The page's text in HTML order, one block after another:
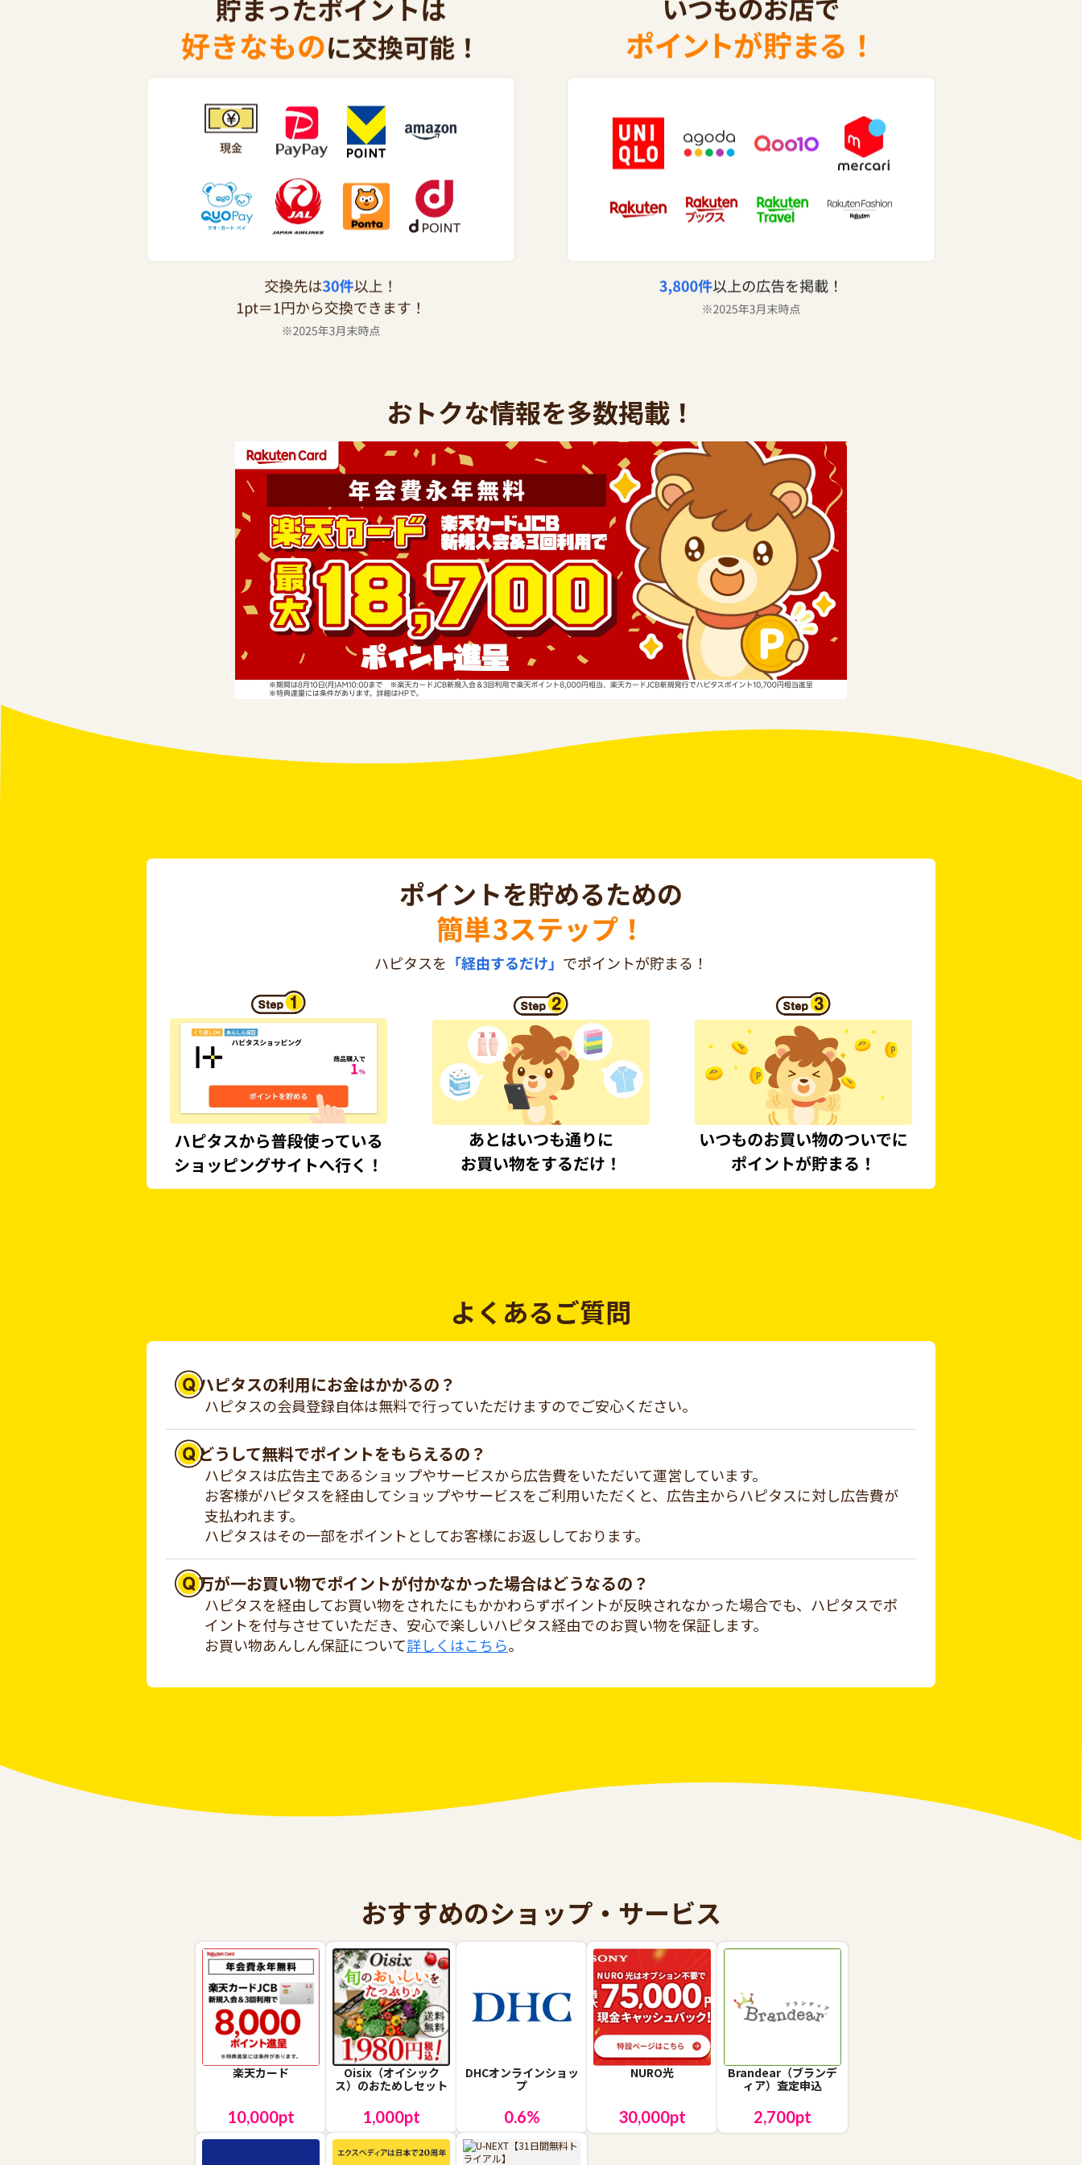
おトクな情報を多数掲載！
よくあるご質問
ハピタスの利用にお金はかかるの？
ハピタスの会員登録自体は無料で行っていただけますのでご安心ください。
どうして無料でポイントをもらえるの？
ハピタスは広告主であるショップやサービスから広告費をいただいて運営しています。
お客様がハピタスを経由してショップやサービスをご利用いただくと、広告主からハピタスに対し広告費が
支払われます。
ハピタスはその一部をポイントとしてお客様にお返ししております。
万が一お買い物でポイントが付かなかった場合はどうなるの？
ハピタスを経由してお買い物をされたにもかかわらずポイントが反映されなかった場合でも、ハピタスでポ
イントを付与させていただき、安心で楽しいハピタス経由でのお買い物を保証します。
お買い物あんしん保証について詳しくはこちら。
おすすめのショップ・サービス
楽天カード
10,000pt
Oisix（オイシック
ス）のおためしセット
1,000pt
DHCオンラインショッ
プ
0.6%
NURO光
30,000pt
Brandear（ブランデ
ィア）査定申込
2,700pt